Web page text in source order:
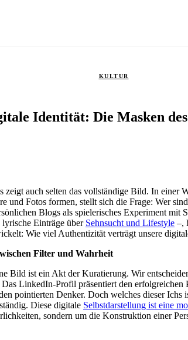
KULTUR
Identität: Die Masken
zeigt auch selten das vollständige Bild. In einer
und Fotos formen, stellt sich die Frage: Wer
Blogs als spielerisches Experiment mit
Einträge über Sehnsucht und Lifestyle –,
Wie viel Authentizität verträgt unsere
Filter und Wahrheit
Bild ist ein Akt der Kuratierung. Wir
LinkedIn-Profil präsentiert den erfolgreichen
pointierten Denker. Doch welches dieser Ichs
Diese digitale Selbstdarstellung ist eine
sondern um die Konstruktion einer